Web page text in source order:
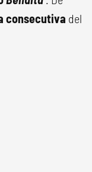
consecutiva del